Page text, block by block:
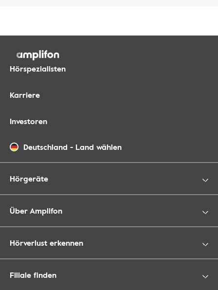
Hörspezialisten
Karriere
Investoren
Deutschland - Land wählen
Hörgeräte
Über Amplifon
Hörverlust erkennen
Filiale finden